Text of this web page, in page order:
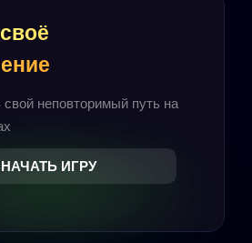
своё
свой неповторимый путь на
НАЧАТЬ ИГРУ